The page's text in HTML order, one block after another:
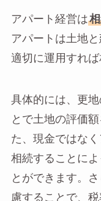
アパート経営は
アパートは土地
適切に運用すれば
具体的には、更
とで土地の評価
た、現金ではな
相続することに
とができます。
慮することで、